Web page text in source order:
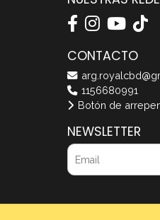
CONTACTO
1156680991
Botón de
NEWSLETTER